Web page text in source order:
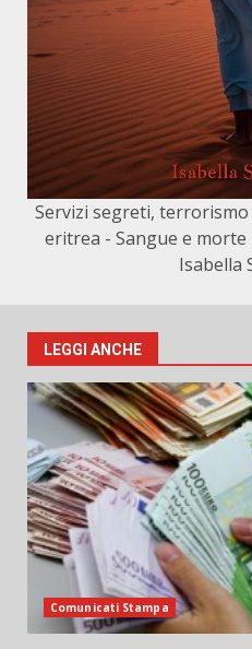
Servizi segreti,
eritrea - Sangue e morte
Isabella
LEGGI ANCHE
Comunicati Stampa